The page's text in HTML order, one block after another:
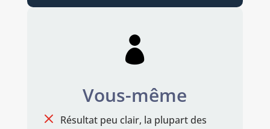

Vous-même
M Résultat peu clair, la plupart des